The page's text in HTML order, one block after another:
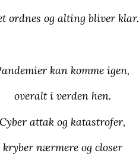
ordnes og alting bliver klar.
kan komme igen,
overalt i verden hen.
Cyber attak og katastrofer,
kryber nærmere og closer